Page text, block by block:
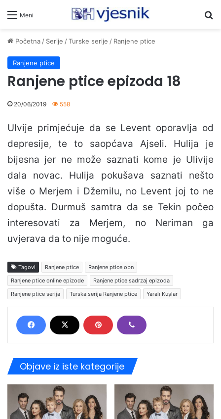
Meni
Početna/ Serije /Turske serije / Ranjene ptice
Ranjene ptice
Ranjene ptice epizoda 18
20/06/2019 558
Ulvije primjećuje da se Levent oporavlja od
depresije, te to saopćava Ajseli. Hulija je
bijesna jer ne može saznati kome je Ulivije
dala novac. Hulija pokušava saznati nešto
više o Merjem i Džemilu, no Levent joj to ne
dopušta. Durmuš samtra da se Tekin počeo
interesovati za Merjem, no Neriman ga
uvjerava da to nije moguće.
Tagovi Ranjene ptice
Ranjene ptice obn
Ranjene ptice online epizode
Ranjene ptice sadrzaj epizoda
Ranjene ptice serija
Turska serija Ranjene ptice Yaralı Kuşlar
Objave iz iste kategorije